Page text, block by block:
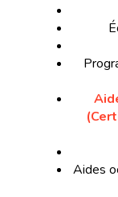
Aides